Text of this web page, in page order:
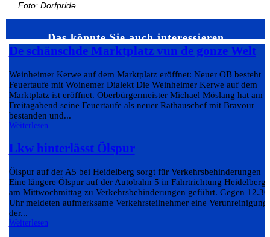
Foto: Dorfpride
Das könnte Sie auch interessieren…
De schänschde Marktplatz vun de gonze Welt
Weinheimer Kerwe auf dem Marktplatz eröffnet: Neuer OB besteht
Feuertaufe mit Woinemer Dialekt Die Weinheimer Kerwe auf dem
Marktplatz ist eröffnet. Oberbürgermeister Michael Möslang hat am
Freitagabend seine Feuertaufe als neuer Rathauschef mit Bravour
bestanden und...
Weiterlesen
Lkw hinterlässt Ölspur
Ölspur auf der A5 bei Heidelberg sorgt für Verkehrsbehinderungen
Eine längere Ölspur auf der Autobahn 5 in Fahrtrichtung Heidelberg
am Mittwochmittag zu Verkehrsbehinderungen geführt. Gegen 12.30
Uhr meldeten aufmerksame Verkehrsteilnehmer eine Verunreinigung
der...
Weiterlesen